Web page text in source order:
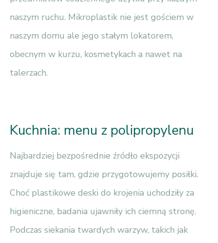
naszym ruchu. Mikroplastik nie jest gościem w
naszym domu ale jego stałym lokatorem,
obecnym w kurzu, kosmetykach a nawet na
talerzach.
Kuchnia: menu z polipropylenu
Najbardziej bezpośrednie źródło ekspozycji
znajduje się tam, gdzie przygotowujemy posiłki.
Choć plastikowe deski do krojenia uchodziły za
higieniczne, badania ujawniły ich ciemną stronę.
Podczas siekania twardych warzyw, takich jak